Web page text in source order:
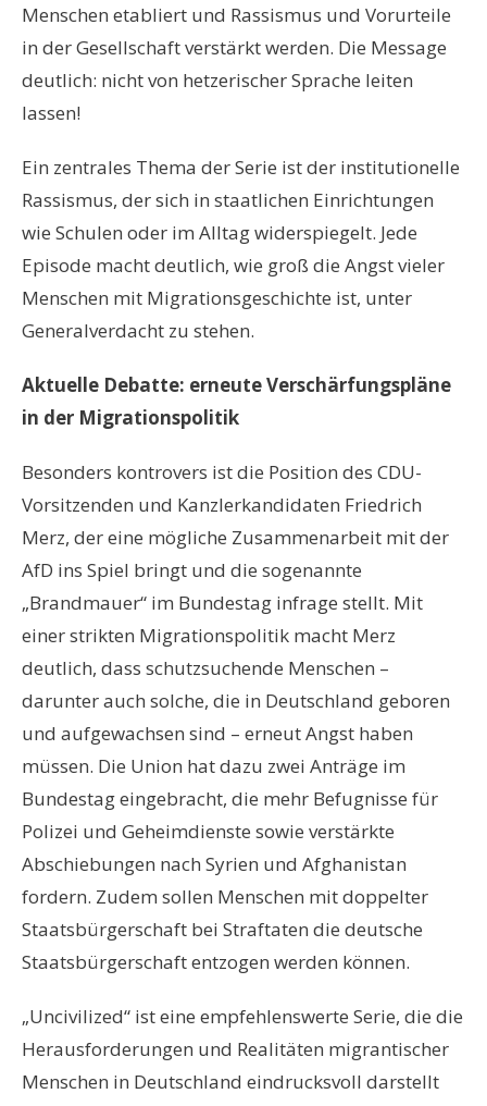
Menschen etabliert und Rassismus und Vorurteile
in der Gesellschaft verstärkt werden. Die Message
deutlich: nicht von hetzerischer Sprache leiten
lassen!
Ein zentrales Thema der Serie ist der institutionelle
Rassismus, der sich in staatlichen Einrichtungen
wie Schulen oder im Alltag widerspiegelt. Jede
Episode macht deutlich, wie groß die Angst vieler
Menschen mit Migrationsgeschichte ist, unter
Generalverdacht zu stehen.
Aktuelle Debatte: erneute Verschärfungspläne
in der Migrationspolitik
Besonders kontrovers ist die Position des CDU-
Vorsitzenden und Kanzlerkandidaten Friedrich
Merz, der eine mögliche Zusammenarbeit mit der
AfD ins Spiel bringt und die sogenannte
„Brandmauer“ im Bundestag infrage stellt. Mit
einer strikten Migrationspolitik macht Merz
deutlich, dass schutzsuchende Menschen –
darunter auch solche, die in Deutschland geboren
und aufgewachsen sind – erneut Angst haben
müssen. Die Union hat dazu zwei Anträge im
Bundestag eingebracht, die mehr Befugnisse für
Polizei und Geheimdienste sowie verstärkte
Abschiebungen nach Syrien und Afghanistan
fordern. Zudem sollen Menschen mit doppelter
Staatsbürgerschaft bei Straftaten die deutsche
Staatsbürgerschaft entzogen werden können.
„Uncivilized“ ist eine empfehlenswerte Serie, die die
Herausforderungen und Realitäten migrantischer
Menschen in Deutschland eindrucksvoll darstellt